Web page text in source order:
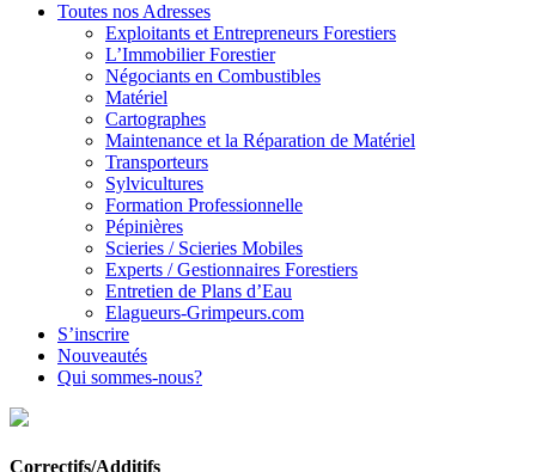
Toutes nos Adresses
Exploitants et Entrepreneurs Forestiers
L’Immobilier Forestier
Négociants en Combustibles
Matériel
Cartographes
Maintenance et la Réparation de Matériel
Transporteurs
Sylvicultures
Formation Professionnelle
Pépinières
Scieries / Scieries Mobiles
Experts / Gestionnaires Forestiers
Entretien de Plans d’Eau
Elagueurs-Grimpeurs.com
S’inscrire
Nouveautés
Qui sommes-nous?
Correctifs/Additifs